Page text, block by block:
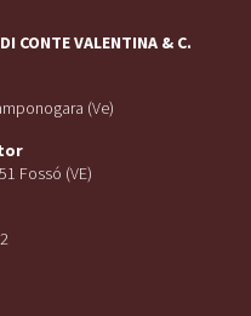
CONTE VALENTINA & C.
(Ve)
Fossó (VE)